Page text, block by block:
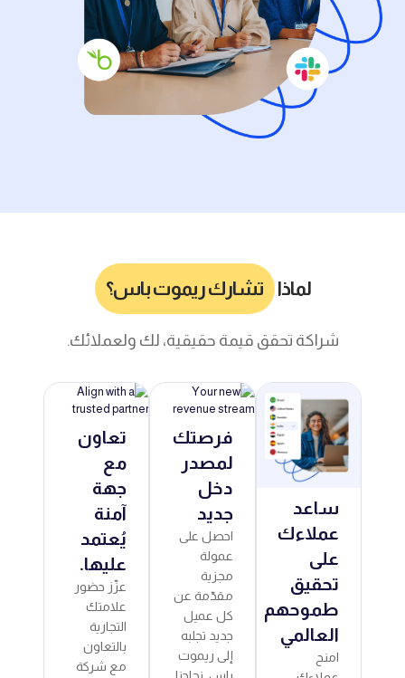
لماذا تشارك ريموت باس؟
شراكة تحقق قيمة حقيقية، لك ولعملائك.
ساعد
عملاءك
على
تحقيق
طموحهم
العالمي
امنح
فرصتك
لمصدر
دخل
جديد
احصل على
عمولة
مجزية
مقدّمة عن
كل عميل
جديد تجلبه
إلى ريموت
تعاون
مع
جهة
آمنة
يُعتمد
عليها.
عزّز حضور
علامتك
التجارية
بالتعاون
مع شركة